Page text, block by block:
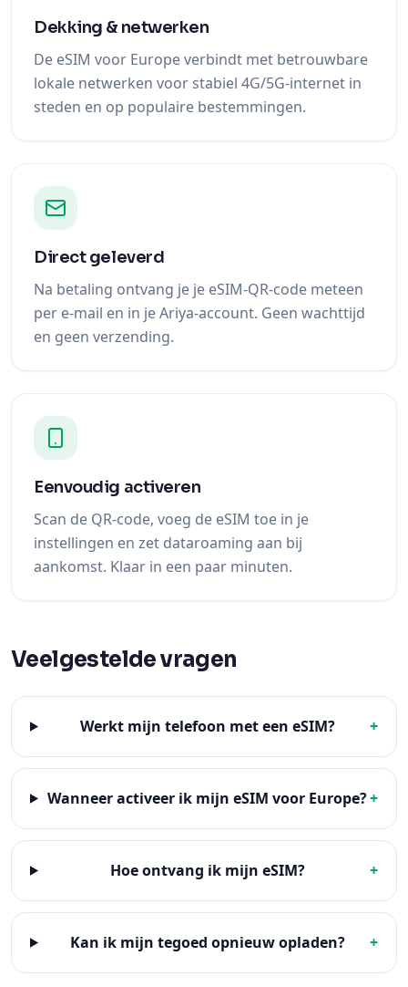
Dekking & netwerken
De eSIM voor Europe verbindt met betrouwbare
lokale netwerken voor stabiel 4G/5G-internet in
steden en op populaire bestemmingen.
Direct geleverd
Na betaling ontvang je je eSIM-QR-code meteen
per e-mail en in je Ariya-account. Geen wachttijd
en geen verzending.
Eenvoudig activeren
Scan de QR-code, voeg de eSIM toe in je
instellingen en zet dataroaming aan bij
aankomst. Klaar in een paar minuten.
Veelgestelde vragen
Werkt mijn telefoon met een eSIM? +
Wanneer activeer ik mijn eSIM voor Europe?+
Hoe ontvang ik mijn eSIM? +
Kan ik mijn tegoed opnieuw opladen? +